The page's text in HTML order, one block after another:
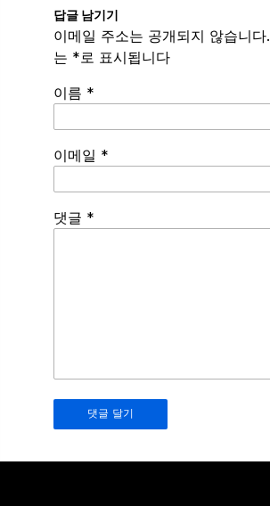
답글 남기기
이메일 주소는 공개되지 않습니다.
는 *로 표시됩니다
이름 *
이메일 *
Spamming
should
leave
댓글 *